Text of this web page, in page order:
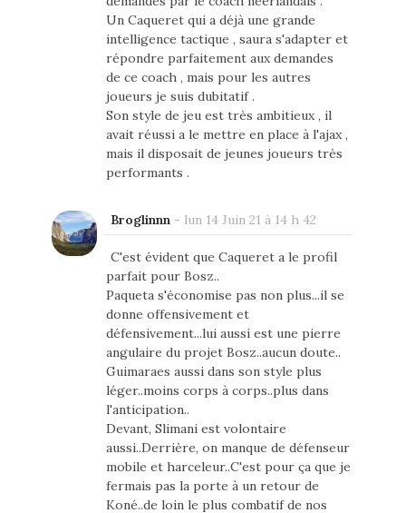
Un Caqueret qui a déjà une grande
intelligence tactique , saura s'adapter et
répondre parfaitement aux demandes
de ce coach , mais pour les autres
joueurs je suis dubitatif .
Son style de jeu est très ambitieux , il
avait réussi a le mettre en place à l'ajax ,
mais il disposait de jeunes joueurs très
performants .
Broglinnn - lun 14 Juin 21 à 14 h 42
C'est évident que Caqueret a le profil
parfait pour Bosz..
Paqueta s'économise pas non plus...il se
donne offensivement et
défensivement...lui aussi est une pierre
angulaire du projet Bosz..aucun doute..
Guimaraes aussi dans son style plus
léger..moins corps à corps..plus dans
l'anticipation..
Devant, Slimani est volontaire
aussi..Derrière, on manque de défenseur
mobile et harceleur..C'est pour ça que je
fermais pas la porte à un retour de
Koné..de loin le plus combatif de nos